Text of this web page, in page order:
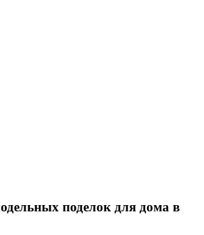
поделок для дома в